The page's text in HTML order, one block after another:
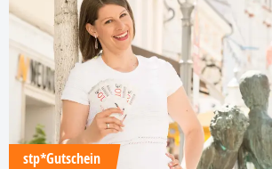
stp*Gutschein